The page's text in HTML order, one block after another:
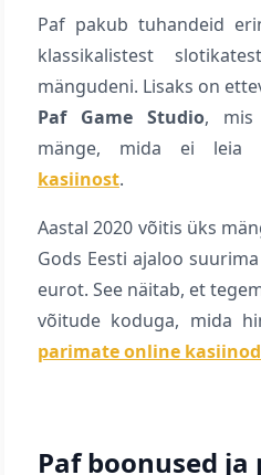
Paf pakub tuhandeid
klassikalistest
mängudeni. Lisaks on
Paf Game Studio, mis
mänge, mida ei leia
kasiinost.
Aastal 2020 võitis üks
Gods Eesti ajaloo
eurot. See näitab, et
võitude koduga, mida
parimate online
Paf boonused